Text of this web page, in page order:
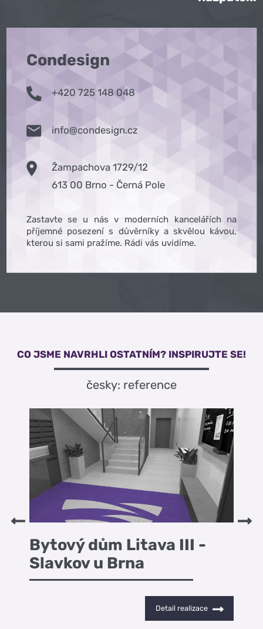
Condesign
+420 725 148 048
info@condesign.cz
Žampachova 1729/12
613 00 Brno - Černá Pole
Zastavte se u nás v moderních kancelářích na
příjemné posezení s důvěrníky a skvělou kávou,
kterou si sami pražíme. Rádi vás uvidíme.
CO JSME NAVRHLI OSTATNÍM? INSPIRUJTE SE!
česky: reference
Bytový dům Litava III -
Slavkov u Brna
Detail realizace